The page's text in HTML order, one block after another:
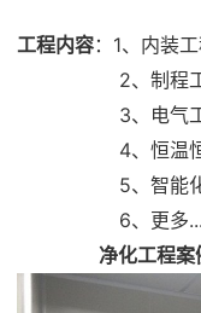
工程内容：1、内装
2、制程工
3、电气工
4、恒温恒湿
5、智能化与
6、更多
净化工程案